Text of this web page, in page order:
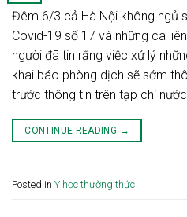
Đêm 6/3 cả Hà Nội không ngủ
Covid-19 số 17 và những ca
người đã tin rằng việc xử lý
khai báo phòng dịch sẽ sớm
trước thông tin trên tạp chí
CONTINUE READING →
Posted in Y học thường thức